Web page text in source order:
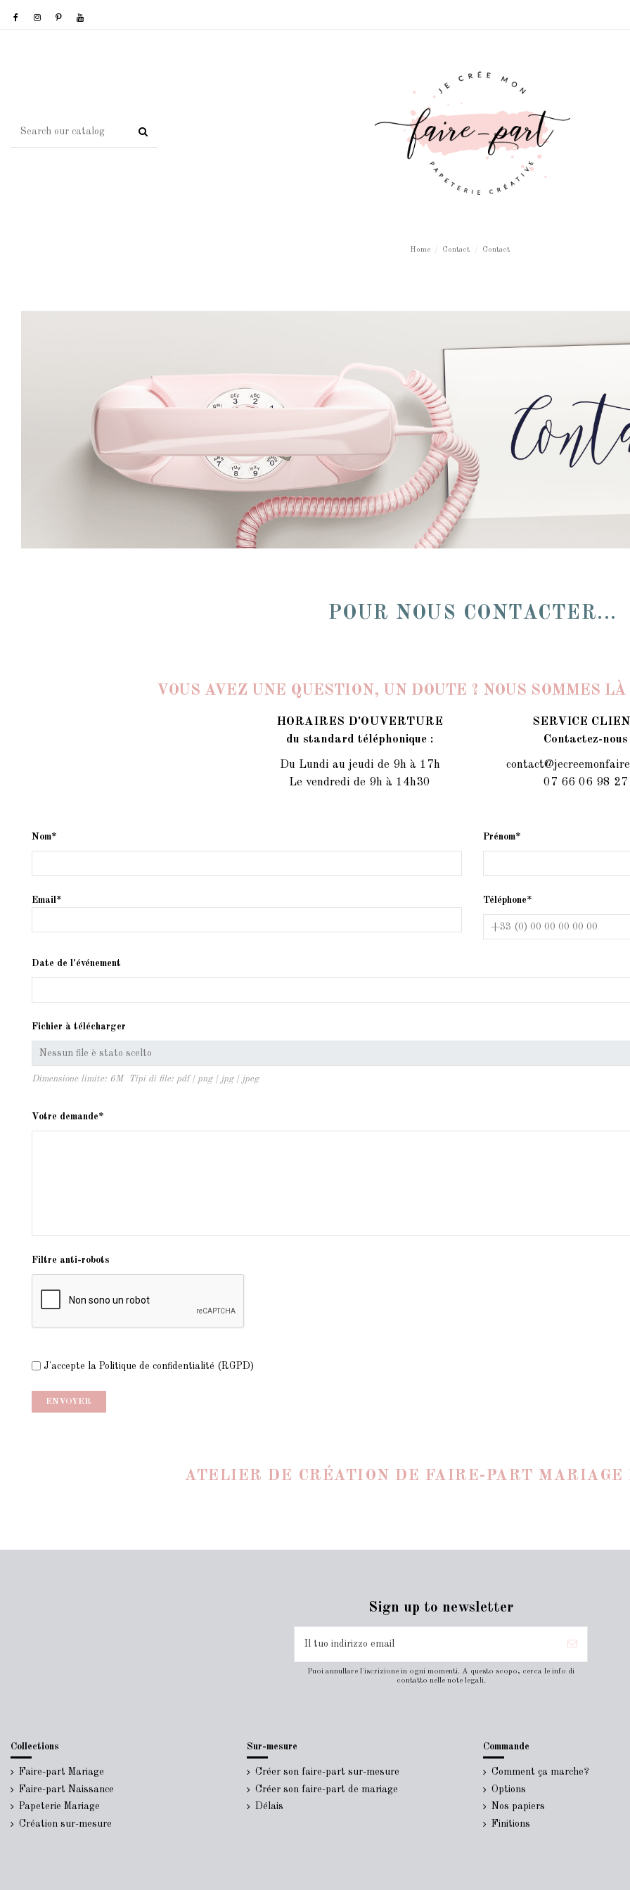
Home Contact Contact
POUR NOUS CONTACTER...
VOUS AVEZ UNE QUESTION, UN DOUTE ? NOUS SOMMES
HORAIRES D'OUVERTURE
du standard téléphonique :
Du Lundi au jeudi de 9h à 17h
Le vendredi de 9h à 14h30
SERVICE
Contactez-nous
07 66 06 98 27
Nom* Prénom*
Email* Téléphone*
Date de l'événement
Fichier à télécharger
Dimensione limite: 6M Tipi di file: pdf | png | jpg | jpeg
Votre demande*
Filtre anti-robots
J'accepte la Politique de confidentialité (RGPD)
ATELIER DE CRÉATION DE FAIRE-PART MARIAGE
Sign up to newsletter
Puoi annullare l'iscrizione in ogni momenti. A questo scopo, cerca le info di
contatto nelle note legali.
Collections
Faire-part Mariage
Faire-part Naissance
Papeterie Mariage
Création sur-mesure
Sur-mesure
Créer son faire-part sur-mesure
Créer son faire-part de mariage
Délais
Commande
Comment ça marche?
Options
Nos papiers
Finitions